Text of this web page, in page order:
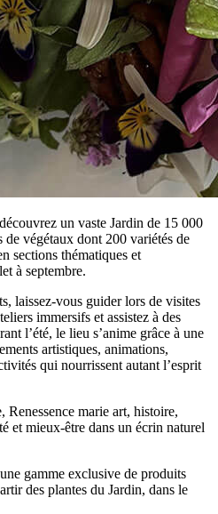
un vaste Jardin de 15 000
de végétaux dont 200 variétés de
sections thématiques et
à septembre.
laissez-vous guider lors de visites
immersifs et assistez à des
l’été, le lieu s’anime grâce à une
artistiques, animations,
qui nourrissent autant l’esprit
Renessence marie art, histoire,
et mieux-être dans un écrin naturel
gamme exclusive de produits
des plantes du Jardin, dans le